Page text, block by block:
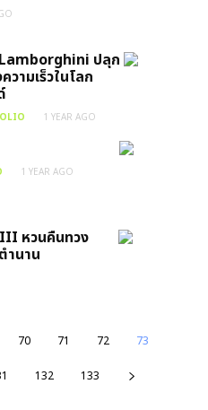
ปลุก
ามเร็วในโลก
1 YEAR AGO
1 YEAR AGO
หวนคืนทวง
ำนาน
70 71 72 73
132 133